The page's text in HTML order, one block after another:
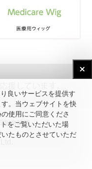
良いサービスを提供す
。当ウェブサイトを快
使用にご同意くださ
をご覧いただいた場
たものとさせていただ